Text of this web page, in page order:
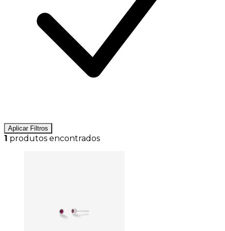
Aplicar Filtros
1 produtos encontrados